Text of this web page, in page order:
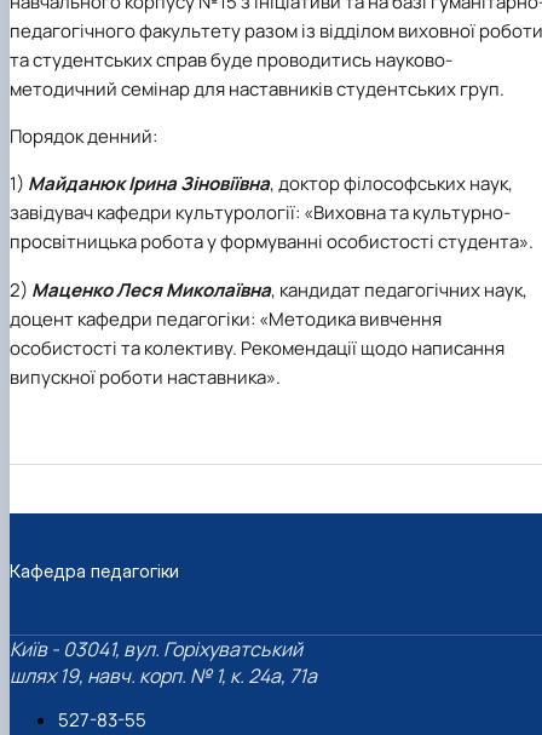
педагогічного факультету разом із відділом виховної роботи
та студентських справ буде проводитись науково-
методичний семінар для наставників студентських груп.
Порядок денний:
1) Майданюк Ірина Зіновіївна, доктор філософських наук,
завідувач кафедри культурології: «Виховна та культурно-
просвітницька робота у формуванні особистості студента».
2) Маценко Леся Миколаївна, кандидат педагогічних наук,
доцент кафедри педагогіки: «Методика вивчення
особистості та колективу. Рекомендації щодо написання
випускної роботи наставника».
Кафедра педагогіки
Київ - 03041, вул. Горіхуватський
шлях 19, навч. корп. № 1, к. 24а, 71а
527-83-55